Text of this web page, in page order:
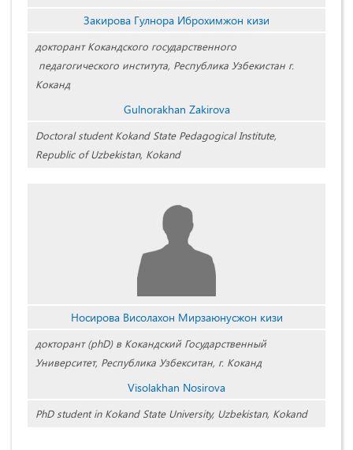
Закирова Гулнора Иброхимжон кизи
докторант Кокандского государственного
педагогического института, Республика Узбекистан г.
Коканд
Gulnorakhan Zakirova
Doctoral student Kokand State Pedagogical Institute,
Republic of Uzbekistan, Kokand
Носирова Висолахон Мирзаюнусжон кизи
докторант (phD) в Кокандский Государственный
Университет, Республика Узбекситан, г. Коканд
Visolakhan Nosirova
PhD student in Kokand State University, Uzbekistan, Kokand